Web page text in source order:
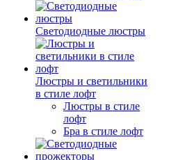
Светодиодные люстры
Люстры и светильники
в стиле лофт
Люстры в стиле
лофт
Бра в стиле лофт